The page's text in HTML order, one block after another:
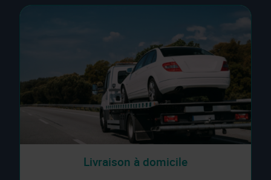
Livraison à domicile